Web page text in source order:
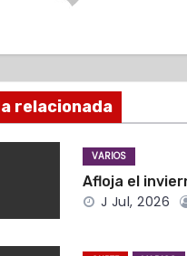
relacionada
VARIOS
Afloja el
J Jul, 2026